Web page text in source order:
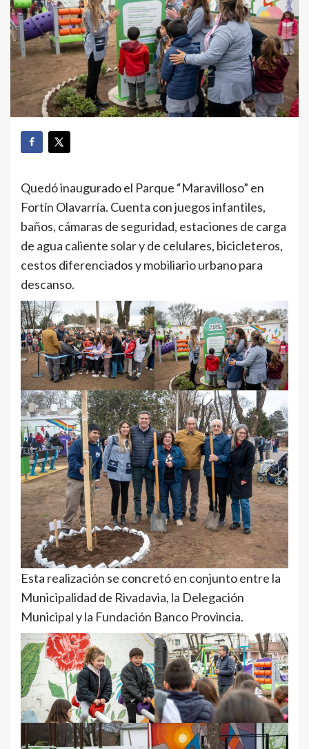
Quedó inaugurado el Parque “Maravilloso” en
Fortín Olavarría. Cuenta con juegos infantiles,
baños, cámaras de seguridad, estaciones de carga
de agua caliente solar y de celulares, bicicleteros,
cestos diferenciados y mobiliario urbano para
descanso.
Esta realización se concretó en conjunto entre la
Municipalidad de Rivadavia, la Delegación
Municipal y la Fundación Banco Provincia.